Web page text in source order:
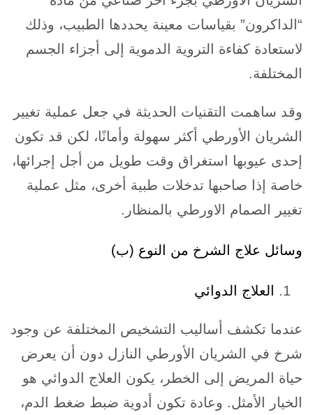
“الداكرون” بقياسات معينة يحددها الطبيب، وذلك
لاستعادة كفاءة التروية الدموية إلى أجزاء الجسم
المختلفة.
وقد ساهمت التقنيات الحديثة في جعل عملية تغيير
الشريان الأورطي أكثر سهولة وأمانًا، لكن قد تكون
إحدى عيوبها استغراق وقت طويل من أجل إجرائها،
خاصة إذا صاحبها تدخلات طبية أخرى، مثل عملية
تغيير الصمام الاورطي بالمنظار.
وسائل علاج الشرخ من النوع (ب)
العلاج الدوائي
عندما تكشف أساليب التشخيص المختلفة عن وجود
شرخ في الشريان الأورطي النازل دون أن يعرض
حياة المريض إلى الخطر، يكون العلاج الدوائي هو
الخيار الأمثل. وعادة تكون أدوية ضبط ضغط الدم،